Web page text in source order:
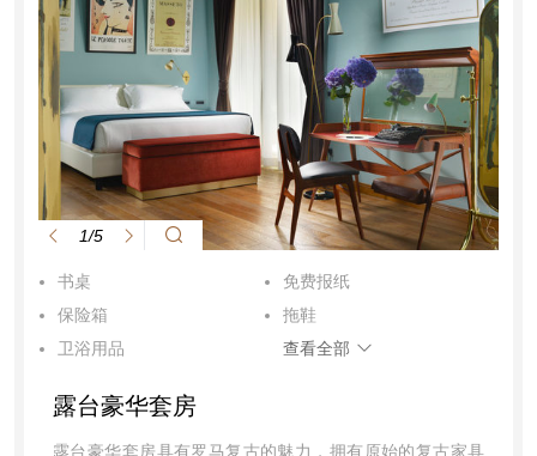
1/5
书桌
免费报纸
保险箱
拖鞋
卫浴用品
查看全部
空调
迷你吧
电话
露台豪华套房
露台豪华套房具有罗马复古的魅力，拥有原始的复古家具